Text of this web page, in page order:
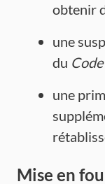
obtenir
une
du
une
Mise en